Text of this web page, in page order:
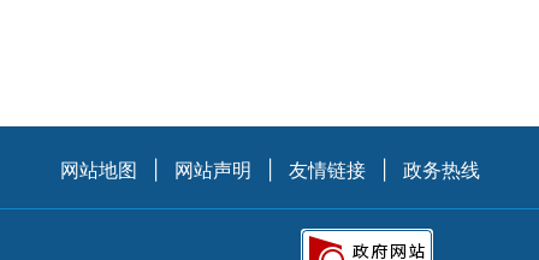
网站地图 网站声明 友情链接 政务热线